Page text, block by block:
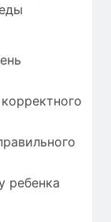
ребенка